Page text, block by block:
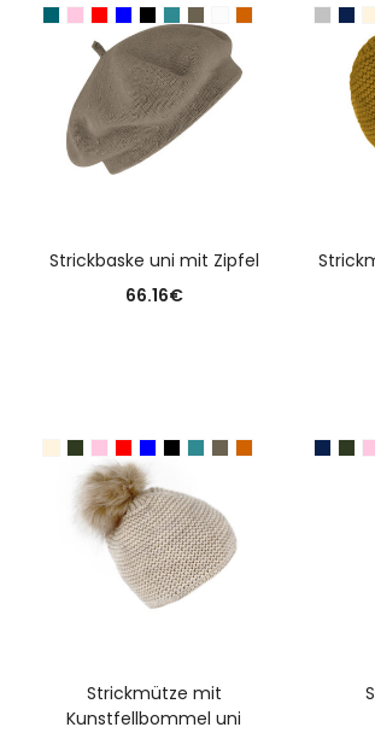
Strickbaske uni mit Zipfel
66.16€
Strickmütze mit
Kunstfellbommel uni